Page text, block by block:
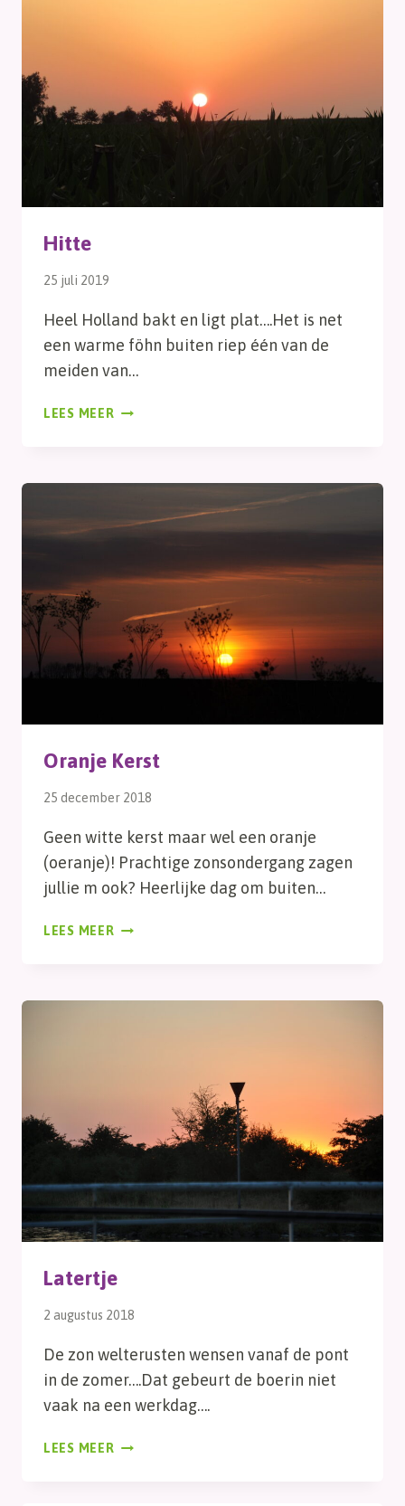
Hitte
25 juli 2019
Heel Holland bakt en ligt plat….Het is net
een warme föhn buiten riep één van de
meiden van…
LEES MEER HITTE
Oranje Kerst
25 december 2018
Geen witte kerst maar wel een oranje
(oeranje)! Prachtige zonsondergang zagen
jullie m ook? Heerlijke dag om buiten…
LEES MEER ORANJE
Latertje
2 augustus 2018
De zon welterusten wensen vanaf de pont
in de zomer….Dat gebeurt de boerin niet
vaak na een werkdag….
LEES MEER LATERTJE